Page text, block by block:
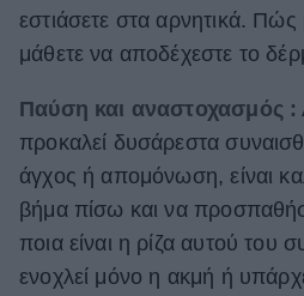
εστιάσετε στα αρνητικά.
μάθετε να αποδέχεστε το
Παύση και αναστοχασμός :
προκαλεί δυσάρεστα
άγχος ή απομόνωση, είναι
βήμα πίσω και να
ποια είναι η ρίζα αυτού του
ενοχλεί μόνο η ακμή ή